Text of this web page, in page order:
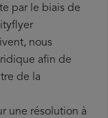
par le biais de
nous
afin de
de la
une résolution à